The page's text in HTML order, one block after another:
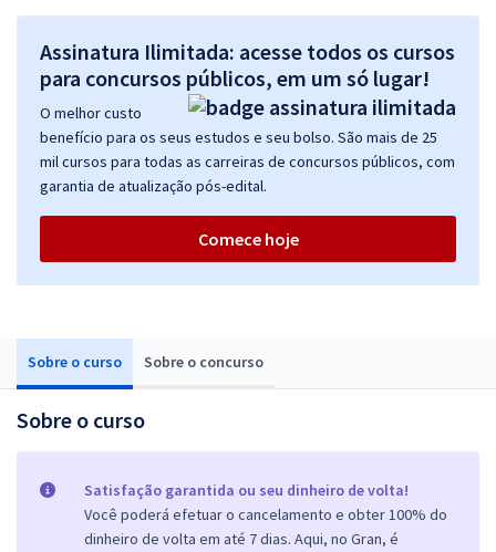
Sobre o curso Sobre o concurso
Sobre o curso
Satisfação garantida ou seu dinheiro de volta!
Você poderá efetuar o cancelamento e obter 100% do
dinheiro de volta em até 7 dias. Aqui, no Gran, é
Assinatura Ilimitada: acesse todos os cursos
para concursos públicos, em um só lugar!
O melhor custo
benefício para os seus estudos e seu bolso. São mais de 25
mil cursos para todas as carreiras de concursos públicos, com
garantia de atualização pós-edital.
Comece hoje